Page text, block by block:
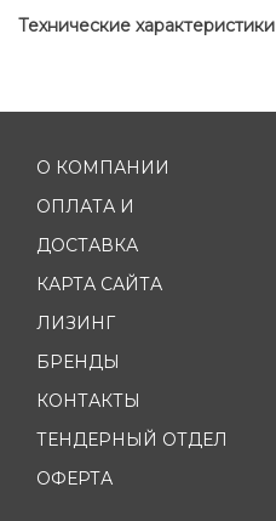
Технические характеристики
О КОМПАНИИ
ОПЛАТА И
ДОСТАВКА
КАРТА САЙТА
ЛИЗИНГ
БРЕНДЫ
КОНТАКТЫ
ТЕНДЕРНЫЙ ОТДЕЛ
ОФЕРТА